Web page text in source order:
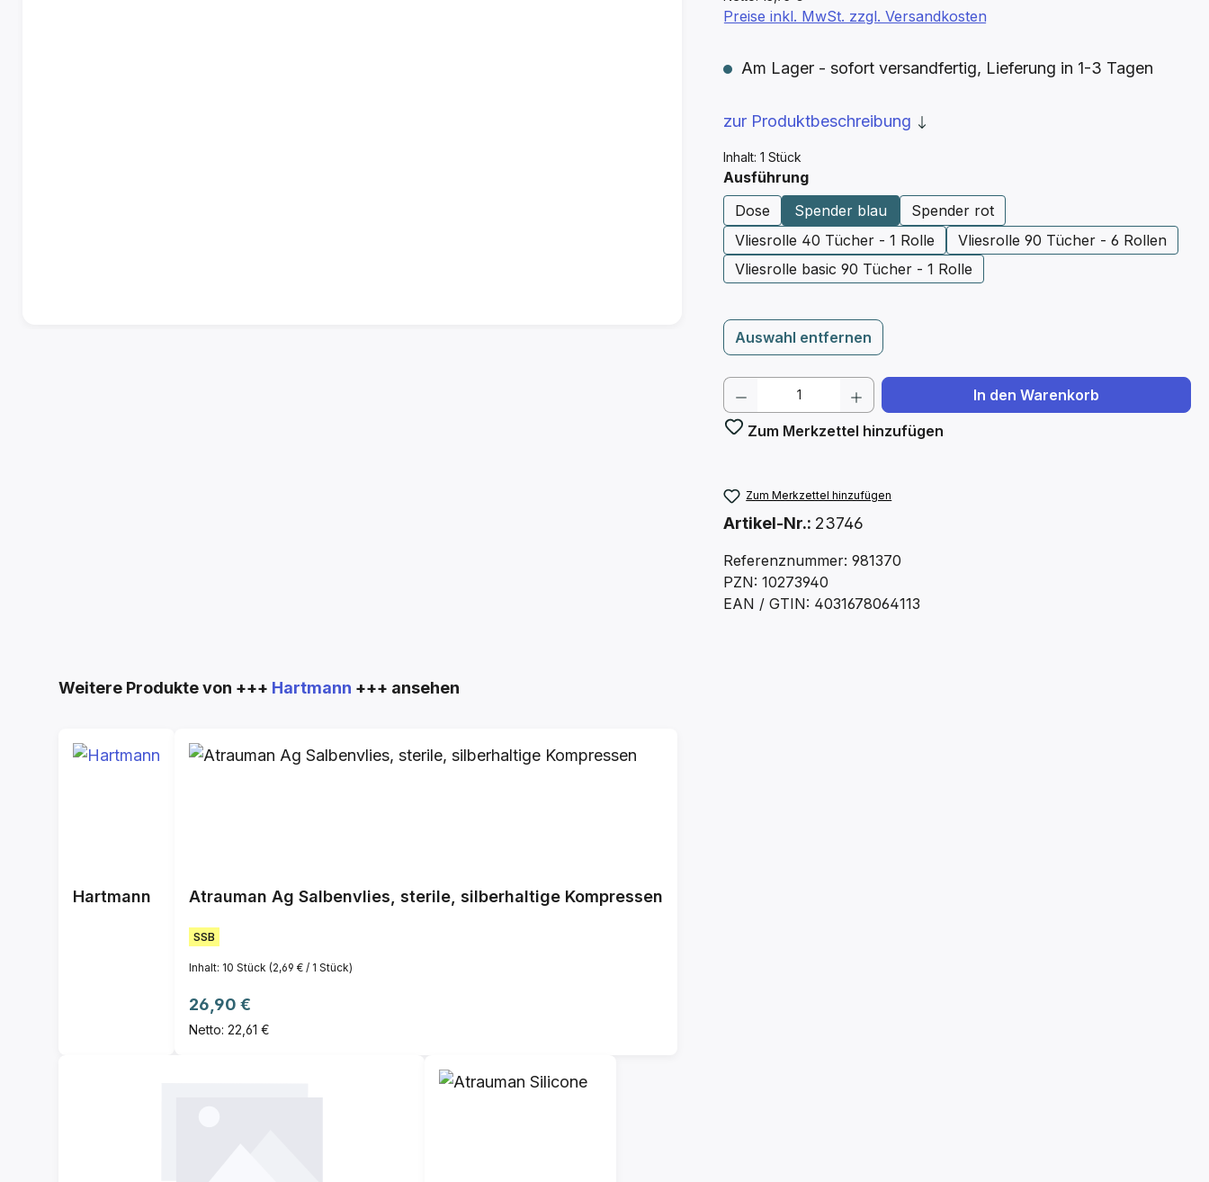
Inhalt: 1 Stück
Preise inkl. MwSt. zzgl. Versandkosten
Am Lager - sofort versandfertig, Lieferung in 1-3 Tagen
zur Produktbeschreibung
Ausführungauswählen
Dose
Spender blau
Spender rot
Vliesrolle 40 Tücher - 1 Rolle
Vliesrolle 90 Tücher - 6 Rollen
Vliesrolle basic 90 Tücher - 1 Rolle
Auswahl entfernen
Produkt Anzahl: Gib den gewünschten Wert
In den Warenkorb
Zum Merkzettel hinzufügen
Zum Merkzettel hinzufügen
Artikel-Nr.: 23746
Referenznummer: 981370
PZN: 10273940
EAN / GTIN: 4031678064113
Produktgalerie überspringen
Weitere Produkte von +++ Hartmann +++ ansehen
Hartmann Atrauman Ag Salbenvlies, sterile, silberhaltige Kompressen
SSB
Inhalt: 10 Stück (2,69 € / 1 Stück)
Regulärer Preis:
26,90 €
Netto: 22,61 €